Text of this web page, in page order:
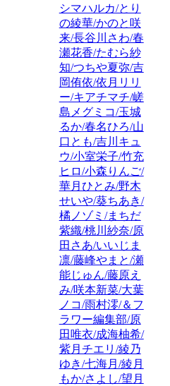
シマハルカ/とり
の綾華/かのと咲
来/長谷川さわ/春
瀬花香/たむら紗
知/つちや夏弥/吉
岡侑依/依月リリ
ー/キアチマチ/嵯
島メグミコ/玉城
るか/春名ひろ/山
口とも/吉川キュ
ウ/小室栄子/竹充
ヒロ/小森りんご/
華月ひとみ/野木
せいや/葵ちあき/
橘ノゾミ/まちだ
紫織/桃川紗奈/原
田さあ/いいじま
凛/藤峰やまと/瀬
能じゅん/藤原え
み/咲本新菜/大葉
ノコ/雨村澪/＆フ
ラワー編集部/原
田唯衣/成海柚希/
紫月チエリ/綾乃
ゆき/七海月/綾月
もか/さよし/望月